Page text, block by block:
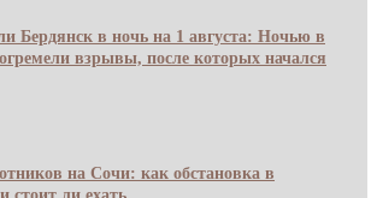
Бердянск в ночь на 1 августа: Ночью в
взрывы, после которых начался
на Сочи: как обстановка в